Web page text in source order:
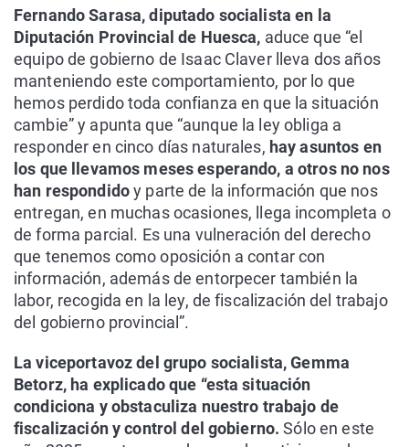
Fernando Sarasa, diputado socialista en la
Diputación Provincial de Huesca, aduce que “el
equipo de gobierno de Isaac Claver lleva dos años
manteniendo este comportamiento, por lo que
hemos perdido toda confianza en que la situación
cambie” y apunta que “aunque la ley obliga a
responder en cinco días naturales, hay asuntos en
los que llevamos meses esperando, a otros no nos
han respondidoy parte de la información que nos
entregan, en muchas ocasiones, llega incompleta o
de forma parcial. Es una vulneración del derecho
que tenemos como oposición a contar con
información, además de entorpecer también la
labor, recogida en la ley, de fiscalización del trabajo
del gobierno provincial”.
La viceportavoz del grupo socialista, Gemma
Betorz, ha explicado que “esta situación
condiciona y obstaculiza nuestro trabajo de
fiscalización y control del gobierno. Sólo en este